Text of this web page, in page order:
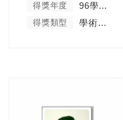
得獎年度 96學年度
得獎類型 學術卓越類